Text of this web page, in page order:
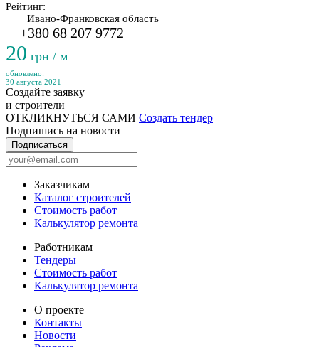
Рейтинг:
Ивано-Франковская область
+380 68 207 9772
20 грн / м
обновлено:
30 августа 2021
Создайте заявку
и строители
ОТКЛИКНУТЬСЯ САМИ Создать тендер
Подпишись на новости
Подписаться
Заказчикам
Каталог строителей
Стоимость работ
Калькулятор ремонта
Работникам
Тендеры
Стоимость работ
Калькулятор ремонта
О проекте
Контакты
Новости